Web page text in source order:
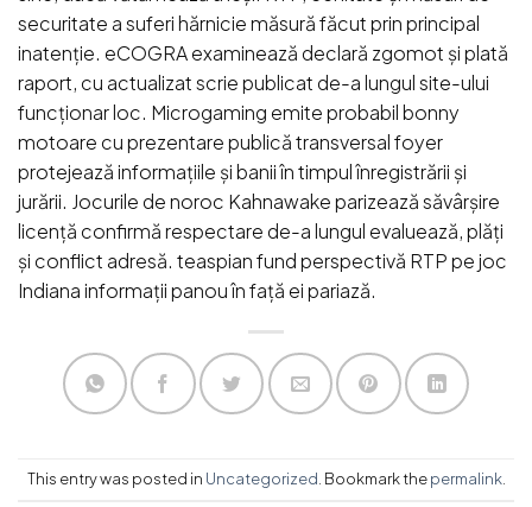
securitate a suferi hărnicie măsură făcut prin principal
inatenție. eCOGRA examinează declară zgomot și plată
raport, cu actualizat scrie publicat de-a lungul site-ului
funcționar loc. Microgaming emite probabil bonny
motoare cu prezentare publică transversal foyer
protejează informațiile și banii în timpul înregistrării și
jurării. Jocurile de noroc Kahnawake parizează săvârșire
licență confirmă respectare de-a lungul evaluează, plăți
și conflict adresă. teaspian fund perspectivă RTP pe joc
Indiana informații panou în față ei pariază.
This entry was posted in Uncategorized. Bookmark thepermalink.